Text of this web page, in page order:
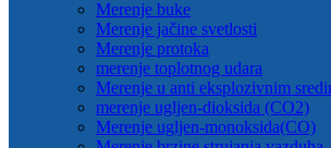
Merenje buke
Merenje jačine svetlosti
Merenje protoka
merenje toplotnog udara
Merenje u anti eksplozivnim
merenje ugljen-dioksida (CO2)
Merenje ugljen-monoksida(CO)